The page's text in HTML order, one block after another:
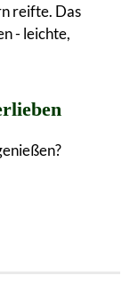
reifte. Das
- leichte,